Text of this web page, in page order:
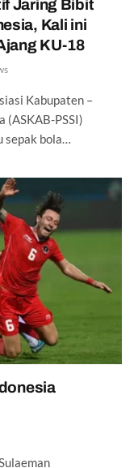
Jaring Bibit
Kali ini
KU-18
Kabupaten –
(ASKAB-PSSI)
sepak bola…